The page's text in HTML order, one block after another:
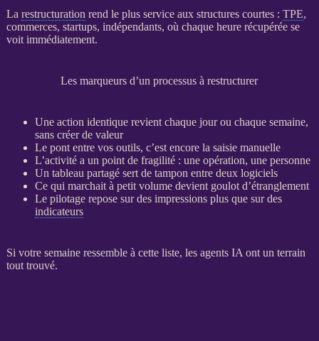
La restructuration rend le plus service aux structures courtes : TPE,
commerces, startups, indépendants, où chaque heure récupérée se
voit immédiatement.
Les marqueurs d’un processus à restructurer
Une action identique revient chaque jour ou chaque semaine,
sans créer de valeur
Le pont entre vos outils, c’est encore la saisie manuelle
L’activité a un point de fragilité : une opération, une personne
Un tableau partagé sert de tampon entre deux logiciels
Ce qui marchait à petit volume devient goulot d’étranglement
Le pilotagerepose sur des impressions plus que sur des
indicateurs
Si votre semaine ressemble à cette liste, les agents IA ont un terrain
tout trouvé.